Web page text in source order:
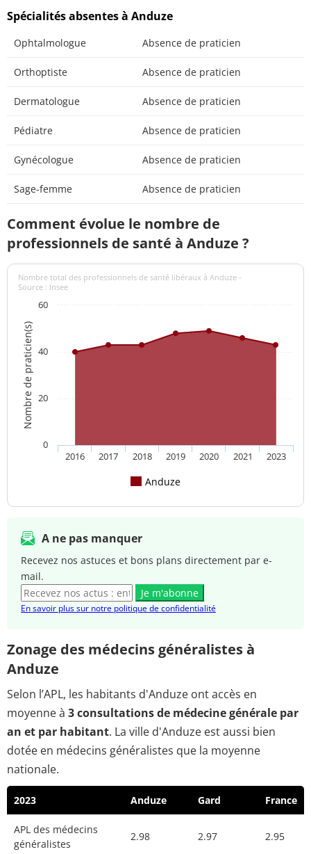
Spécialités absentes à Anduze
Ophtalmologue Absence de praticien
Orthoptiste Absence de praticien
Dermatologue Absence de praticien
Pédiatre Absence de praticien
Gynécologue Absence de praticien
Sage-femme Absence de praticien
Comment évolue le nombre de
professionnels de santé à Anduze ?
Nombre de praticien(s)
Nombre total des professionnels de santé libéraux à Anduze -
Source : Insee
Anduze
2016 2017 2018 2019 2020 2021 2023
0
20
40
60
A ne pas manquer
Recevez nos astuces et bons plans directement par e-
mail.
Je m'abonne
En savoir plus sur notre politique de confidentialité
Zonage des médecins généralistes à
Anduze
Selon l’APL, les habitants d'Anduze ont accès en
moyenne à 3 consultations de médecine générale par
an et par habitant. La ville d'Anduze est aussi bien
dotée en médecins généralistes que la moyenne
nationale.
2023 Anduze Gard France
APL des médecins
généralistes
2.98 2.97 2.95